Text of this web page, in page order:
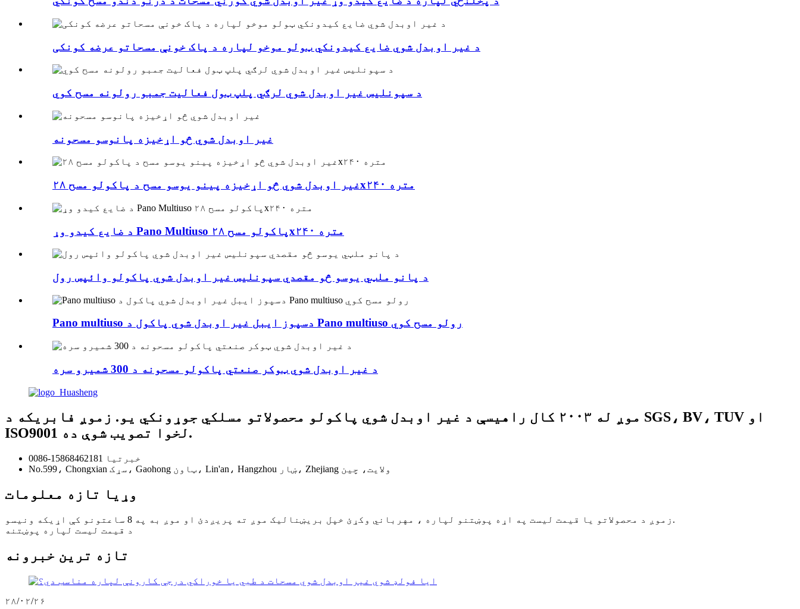
د غیر اوبدل شوي ضایع کیدونکي ټولو موخو لپاره د پاک خونې مسحاتو عرضه کونکی
د سپونلیس غیر اوبدل شوي لرګي پلپ ټول فعالیت جمبو رولونه مسح کوي
غیر اوبدل شوي څو اړخیزه پانوسو مسحونه
غیر اوبدل شوي څو اړخیزه پینو یوسو مسح د پاکولو مسح ۲۸x۲۴۰ متره
د ضایع کیدو وړ Pano Multiuso پاکولو مسح ۲۸x۲۴۰ متره
د پانو ملټي یوسو څو مقصدي سپونلیس غیر اوبدل شوي پاکولو وائپس رول
Pano multiuso دسپوز ایبل غیر اوبدل شوي پاکول د Pano multiuso رولو مسح کوي
د غیر اوبدل شوي ټوکر صنعتي پاکولو مسحونه د 300 شمیرو سره
موږ له ۲۰۰۳ کال راهیسې د غیر اوبدل شوي پاکولو محصولاتو مسلکي جوړونکي یو. زموږ فابریکه د SGS، BV، TUV او
ISO9001 لخوا تصویب شوې ده.
0086-15868462181 خبرتیا
No.599، Chongxian سړک، Gaohong ټاون، Lin'an، Hangzhou ښار، Zhejiang ولايت، چين
وړیا تازه معلومات
زموږ د محصولاتو یا قیمت لیست په اړه پوښتنو لپاره ، مهرباني وکړئ خپل بریښنالیک موږ ته پریږدئ او موږ به په 8 ساعتونو کې اړیکه ونیسو.
د قیمت لیست لپاره پوښتنه
تازه ترین خبرونه
۲۸/۰۲/۲۶